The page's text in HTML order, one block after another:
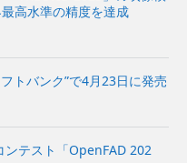
高水準の精度を達成
トバンク”で4月23日に発売
ンテスト「OpenFAD 202